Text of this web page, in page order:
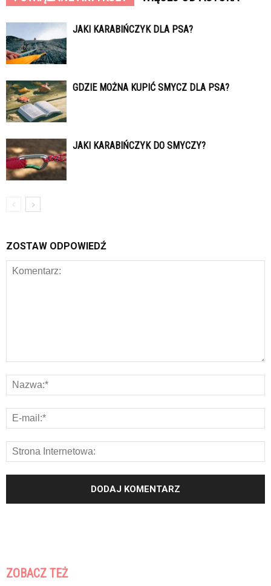
JAKI KARABIŃCZYK DLA PSA?
GDZIE MOŻNA KUPIĆ SMYCZ DLA PSA?
JAKI KARABIŃCZYK DO SMYCZY?
ZOSTAW ODPOWIEDŹ
ZOBACZ TEŻ